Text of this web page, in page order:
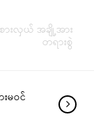
းလှယ် အချို့အား
တရားစွဲ
မဝင်